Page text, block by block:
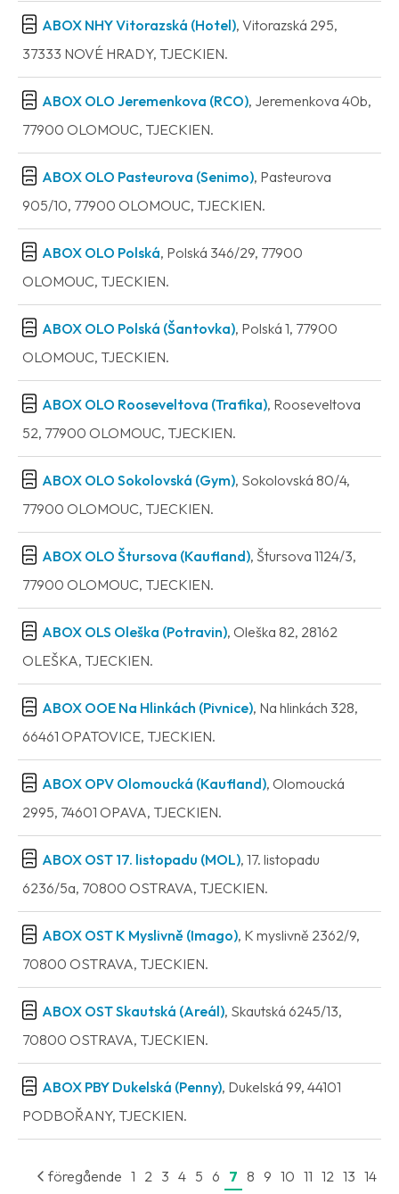
ABOX NHY Vitorazská (Hotel), Vitorazská 295,
37333 NOVÉ HRADY, TJECKIEN.
ABOX OLO Jeremenkova (RCO), Jeremenkova 40b,
77900 OLOMOUC, TJECKIEN.
ABOX OLO Pasteurova (Senimo), Pasteurova
905/10, 77900 OLOMOUC, TJECKIEN.
ABOX OLO Polská, Polská 346/29, 77900
OLOMOUC, TJECKIEN.
ABOX OLO Polská (Šantovka), Polská 1, 77900
OLOMOUC, TJECKIEN.
ABOX OLO Rooseveltova (Trafika), Rooseveltova
52, 77900 OLOMOUC, TJECKIEN.
ABOX OLO Sokolovská (Gym), Sokolovská 80/4,
77900 OLOMOUC, TJECKIEN.
ABOX OLO Štursova (Kaufland), Štursova 1124/3,
77900 OLOMOUC, TJECKIEN.
ABOX OLS Oleška (Potravin), Oleška 82, 28162
OLEŠKA, TJECKIEN.
ABOX OOE Na Hlinkách (Pivnice), Na hlinkách 328,
66461 OPATOVICE, TJECKIEN.
ABOX OPV Olomoucká (Kaufland), Olomoucká
2995, 74601 OPAVA, TJECKIEN.
ABOX OST 17. listopadu (MOL), 17. listopadu
6236/5a, 70800 OSTRAVA, TJECKIEN.
ABOX OST K Myslivně (Imago), K myslivně 2362/9,
70800 OSTRAVA, TJECKIEN.
ABOX OST Skautská (Areál), Skautská 6245/13,
70800 OSTRAVA, TJECKIEN.
ABOX PBY Dukelská (Penny), Dukelská 99, 44101
PODBOŘANY, TJECKIEN.
föregående 1 2 3 4 5 6 7 8 9 10 11 12 13 14